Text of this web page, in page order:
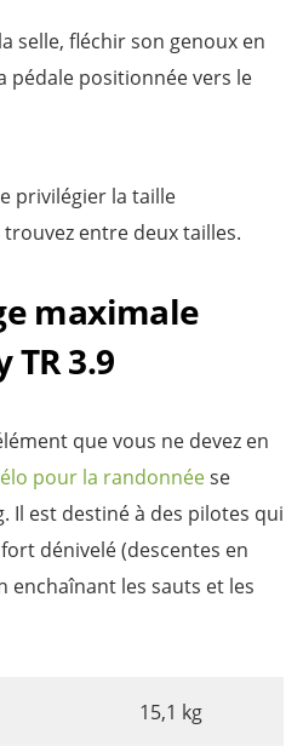
selle, fléchir son genoux en
pédale positionnée vers le
privilégier la taille
entre deux tailles.
maximale
3.9
que vous ne devez en
pour la randonnéese
Il est destiné à des pilotes qui
dénivelé (descentes en
enchaînant les sauts et les
15,1 kg